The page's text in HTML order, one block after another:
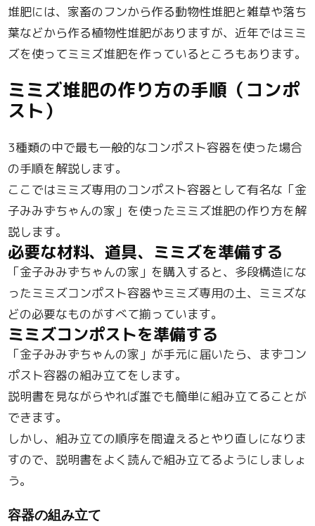
堆肥には、家畜のフンから作る動物性堆肥と雑草や落ち
葉などから作る植物性堆肥がありますが、近年ではミミ
ズを使ってミミズ堆肥を作っているところもあります。
ミミズ堆肥の作り方の手順（コンポ
スト）
3種類の中で最も一般的なコンポスト容器を使った場合
の手順を解説します。
ここではミミズ専用のコンポスト容器として有名な「金
子みみずちゃんの家」を使ったミミズ堆肥の作り方を解
説します。
必要な材料、道具、ミミズを準備する
「金子みみずちゃんの家」を購入すると、多段構造にな
ったミミズコンポスト容器やミミズ専用の土、ミミズな
どの必要なものがすべて揃っています。
ミミズコンポストを準備する
「金子みみずちゃんの家」が手元に届いたら、まずコン
ポスト容器の組み立てをします。
説明書を見ながらやれば誰でも簡単に組み立てることが
できます。
しかし、組み立ての順序を間違えるとやり直しになりま
すので、説明書をよく読んで組み立てるようにしましょ
う。
容器の組み立て